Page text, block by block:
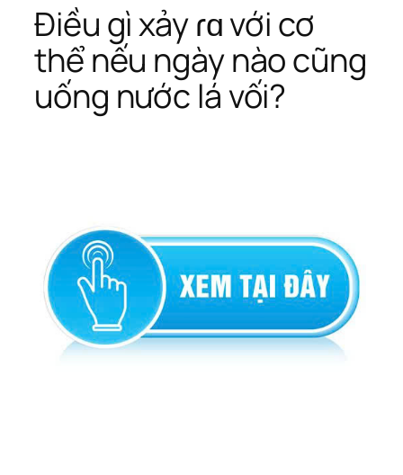
Điều gì xảy ɾɑ với cơ
thể nếu ngày nào cũng
uống nước lá vối?